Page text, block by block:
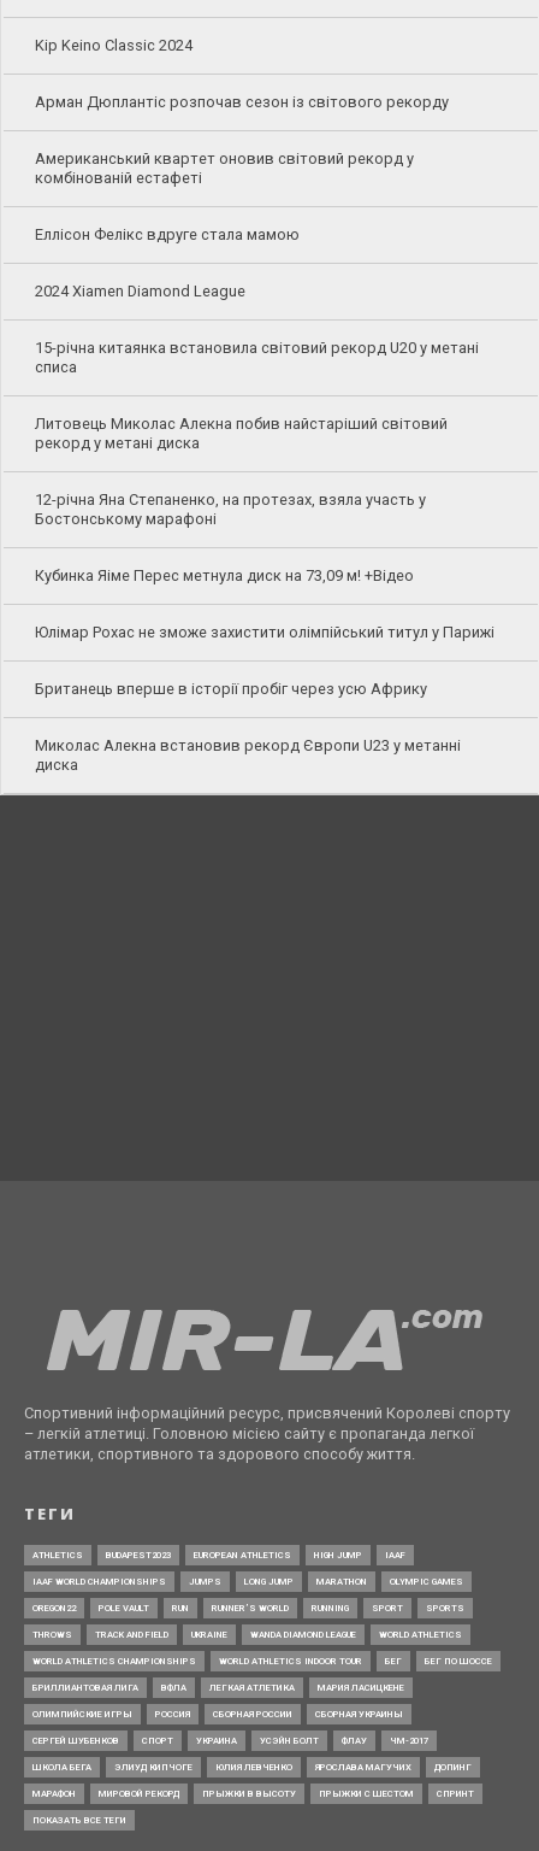
Kip Keino Classic 2024
Арман Дюплантіс розпочав сезон із світового рекорду
Американський квартет оновив світовий рекорд у
комбінованій естафеті
Еллісон Фелікс вдруге стала мамою
2024 Xiamen Diamond League
15-річна китаянка встановила світовий рекорд U20 у метані
списа
Литовець Миколас Алекна побив найстаріший світовий
рекорд у метані диска
12-річна Яна Степаненко, на протезах, взяла участь у
Бостонському марафоні
Кубинка Яіме Перес метнула диск на 73,09 м! +Відео
Юлімар Рохас не зможе захистити олімпійський титул у Парижі
Британець вперше в історії пробіг через усю Африку
Миколас Алекна встановив рекорд Європи U23 у метанні
диска
Спортивний інформаційний ресурс, присвячений Королеві спорту
– легкій атлетиці. Головною місією сайту є пропаганда легкої
атлетики, спортивного та здорового способу життя.
ТЕГИ
ATHLETICS BUDAPEST2023 EUROPEAN ATHLETICS HIGH JUMP IAAF
IAAF WORLD CHAMPIONSHIPS JUMPS LONG JUMP MARATHON OLYMPIC GAMES
OREGON22 POLE VAULT RUN RUNNER’S WORLD RUNNING SPORT SPORTS
THROWS TRACK AND FIELD UKRAINE WANDA DIAMOND LEAGUE WORLD ATHLETICS
WORLD ATHLETICS CHAMPIONSHIPS WORLD ATHLETICS INDOOR TOUR БЕГ БЕГ ПО ШОССЕ
БРИЛЛИАНТОВАЯ ЛИГА ВФЛА ЛЕГКАЯ АТЛЕТИКА МАРИЯ ЛАСИЦКЕНЕ
ОЛИМПИЙСКИЕ ИГРЫ РОССИЯ СБОРНАЯ РОССИИ СБОРНАЯ УКРАИНЫ
СЕРГЕЙ ШУБЕНКОВ СПОРТ УКРАИНА УСЭЙН БОЛТ ФЛАУ ЧМ-2017
ШКОЛА БЕГА ЭЛИУД КИПЧОГЕ ЮЛИЯ ЛЕВЧЕНКО ЯРОСЛАВА МАГУЧИХ ДОПИНГ
МАРАФОН МИРОВОЙ РЕКОРД ПРЫЖКИ В ВЫСОТУ ПРЫЖКИ С ШЕСТОМ СПРИНТ
ПОКАЗАТЬ ВСЕ ТЕГИ